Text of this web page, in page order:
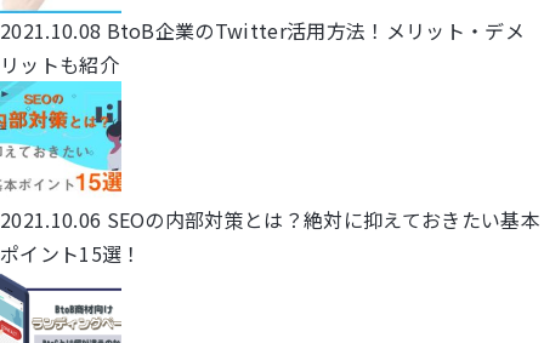
2021.10.08 BtoB企業のTwitter活用方法！メリット・デメ
リットも紹介
2021.10.06 SEOの内部対策とは？絶対に抑えておきたい基本
ポイント15選！